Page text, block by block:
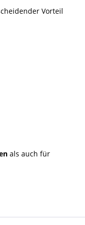
Vorteil
als auch für